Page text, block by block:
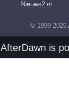
Nieuws2.nl
© 1999-2026
AfterDawn is